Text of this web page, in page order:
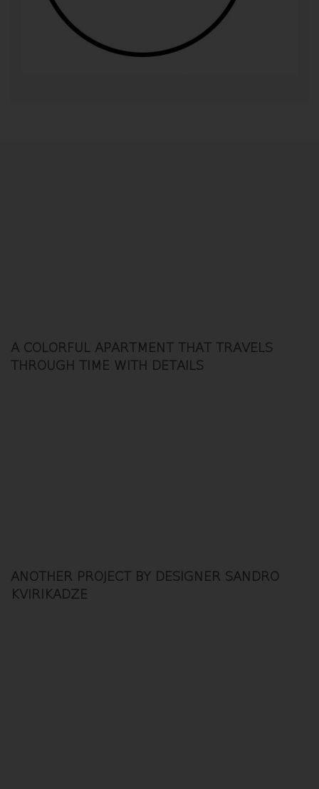
A COLORFUL APARTMENT THAT TRAVELS
THROUGH TIME WITH DETAILS
ANOTHER PROJECT BY DESIGNER SANDRO
KVIRIKADZE